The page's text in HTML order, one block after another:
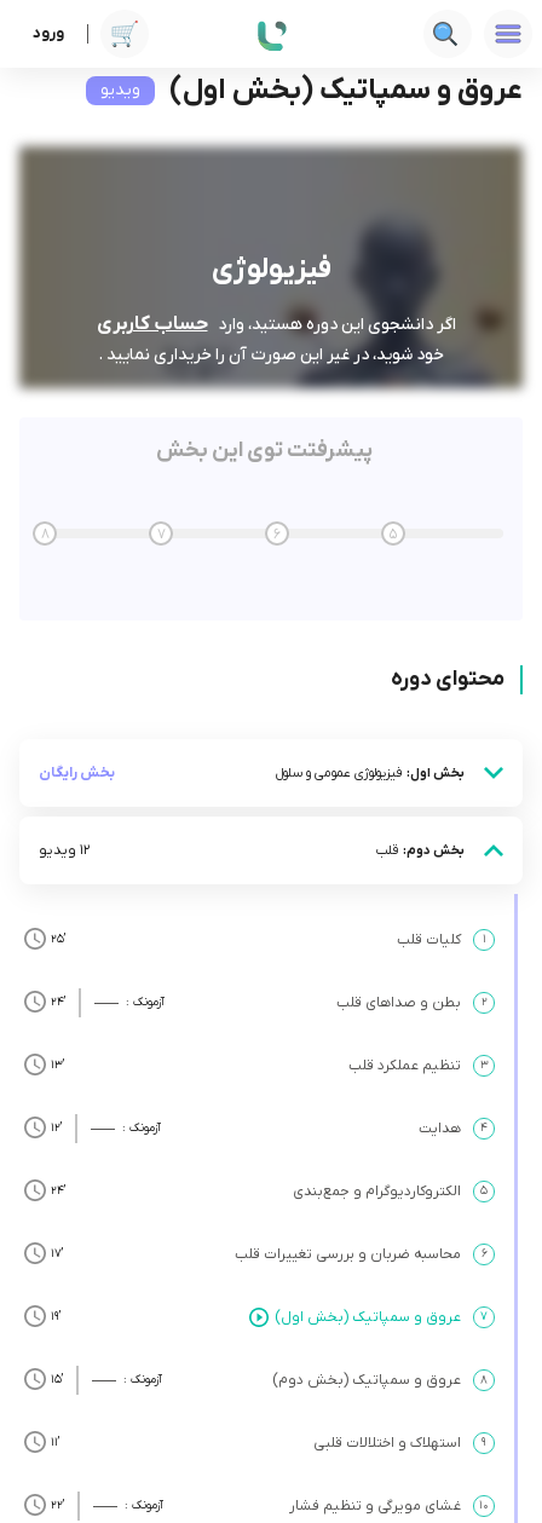
ورود دوره ها علوم پزشکی عروق و سمپاتیک (بخش اول)
عروق و سمپاتیک (بخش اول) ویدیو
فیزیولوژی
اگر دانشجوی این دوره هستید، وارد حساب کاربری
خود شوید، در غیر این صورت آن را خریداری نمایید .
پیشرفتت توی این بخش
5
6
7
8
محتوای دوره
بخش اول: فیزیولوژی عمومی و سلول بخش رایگان
بخش دوم: قلب 12 ویدیو
۱ کلیات قلب ’25
۲ بطن و صداهای قلب آزمونک : ’24
۳ تنظیم عملکرد قلب ’13
۴ هدایت آزمونک : ’12
۵ الکتروکاردیوگرام و جمع‌بندی ’24
۶ محاسبه ضربان و بررسی تغییرات قلب ’17
۷ عروق و سمپاتیک (بخش اول) ’19
۸ عروق و سمپاتیک (بخش دوم) آزمونک : ’15
۹ استهلاک و اختلالات قلبی ’11
۱۰ غشای مویرگی و تنظیم فشار آزمونک : ’22